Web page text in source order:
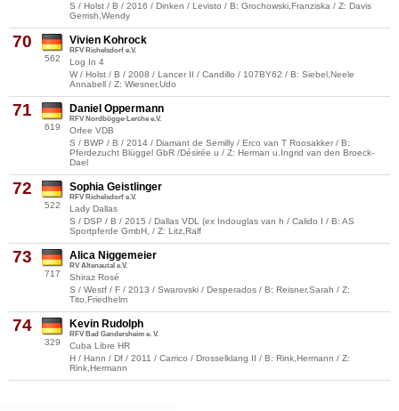
S / Holst / B / 2016 / Dinken / Levisto / B: Grochowski,Franziska / Z: Davis
Gerrish,Wendy
70
562
Vivien Kohrock
RFV Richelsdorf e.V.
Log In 4
W / Holst / B / 2008 / Lancer II / Candillo / 107BY62 / B: Siebel,Neele
Annabell / Z: Wiesner,Udo
71
619
Daniel Oppermann
RFV Nordbögge-Lerche e.V.
Orfee VDB
S / BWP / B / 2014 / Diamant de Semilly / Erco van T Roosakker / B:
Pferdezucht Blüggel GbR /Désirée u / Z: Herman u.Ingrid van den Broeck-
Dael
72
522
Sophia Geistlinger
RFV Richelsdorf e.V.
Lady Dallas
S / DSP / B / 2015 / Dallas VDL (ex Indouglas van h / Calido I / B: AS
Sportpferde GmbH, / Z: Litz,Ralf
73
717
Alica Niggemeier
RV Altenautal e.V.
Shiraz Rosé
S / Westf / F / 2013 / Swarovski / Desperados / B: Reisner,Sarah / Z:
Tito,Friedhelm
74
329
Kevin Rudolph
RFV Bad Gandersheim e. V.
Cuba Libre HR
H / Hann / Df / 2011 / Carrico / Drosselklang II / B: Rink,Hermann / Z:
Rink,Hermann